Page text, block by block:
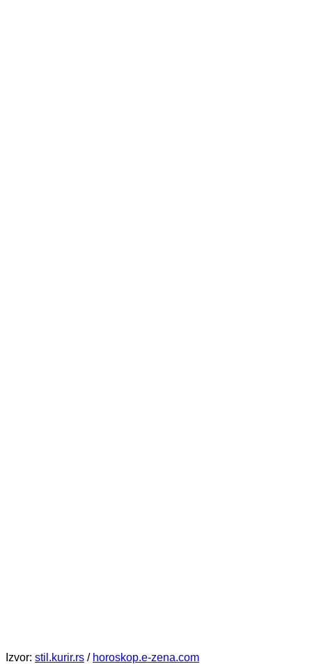
Izvor: stil.kurir.rs / horoskop.e-zena.com